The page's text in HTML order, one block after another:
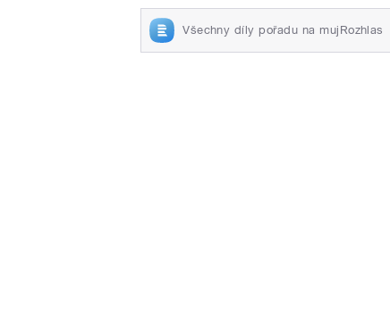
Všechny díly pořadu na mujRozhlas